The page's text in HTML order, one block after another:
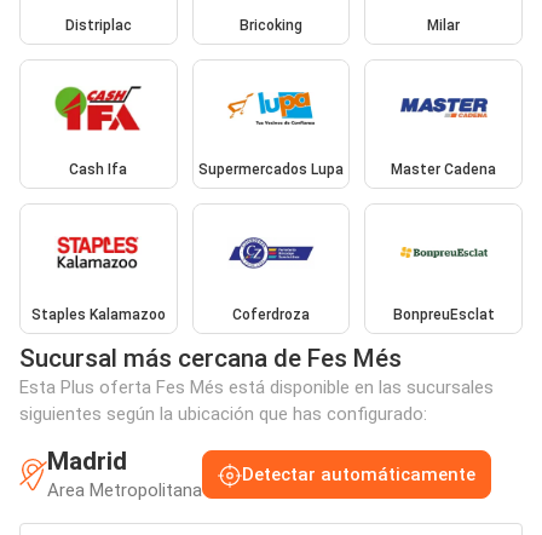
Distriplac Bricoking Milar
Cash Ifa Supermercados Lupa Master Cadena
Staples Kalamazoo Coferdroza BonpreuEsclat
Sucursal más cercana de Fes Més
Esta Plus oferta Fes Més está disponible en las sucursales
siguientes según la ubicación que has configurado:
Madrid
Area Metropolitana
Detectar automáticamente